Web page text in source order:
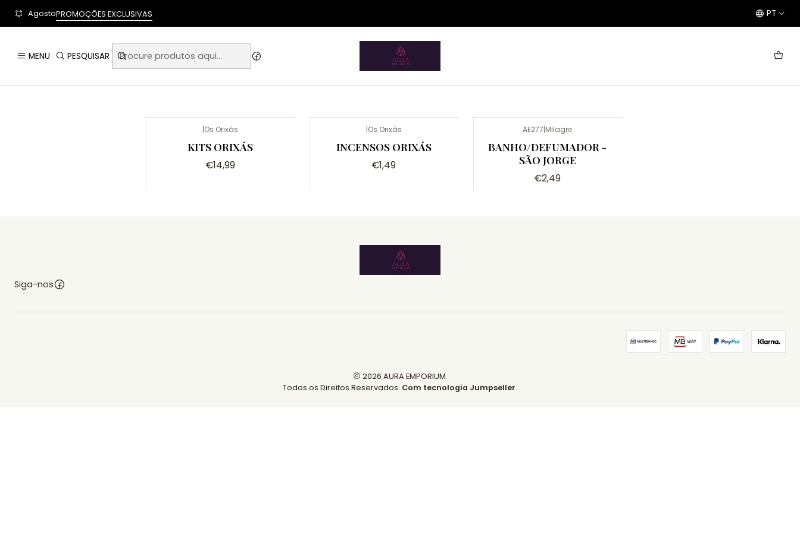
User-agent: * Allow: / Sitemap: https://www.auraemporium.pt/sitemap.xml
MENU PESQUISAR
AgostoPROMOÇÕES EXCLUSIVAS
PT
Início
Artigos Esotéricos Candomblé/Umbanda
Candomblé/Umbanda
|Os Orixás
KITS ORIXÁS
€14,99
|Os Orixás
INCENSOS ORIXÁS
€1,49
AE277|Milagre
BANHO/DEFUMADOR -
SÃO JORGE
€2,49
Siga-nos
2026 AURA EMPORIUM.
Todos os Direitos Reservados. Com tecnologia Jumpseller.